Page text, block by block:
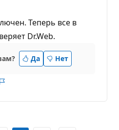
Теперь все в
Dr.Web.
Да Нет